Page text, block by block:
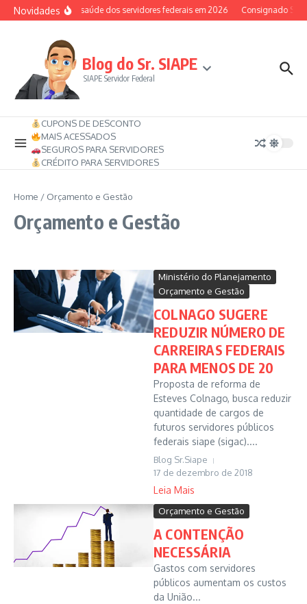
Ir para o conteúdo
NovidadesAuxílio-saúde dos servidores federais em 2026 Consignado
Blog do Sr. SIAPE
SIAPE Servidor Federal
CUPONS DE DESCONTO
MAIS ACESSADOS
SEGUROS PARA SERVIDORES
CRÉDITO PARA SERVIDORES
Home / Orçamento e Gestão
Orçamento e Gestão
Ministério do Planejamento
Orçamento e Gestão
COLNAGO SUGERE
REDUZIR NÚMERO DE
CARREIRAS FEDERAIS
PARA MENOS DE 20
Proposta de reforma de
Esteves Colnago, busca reduzir
quantidade de cargos de
futuros servidores públicos
federais siape (sigac)....
Blog Sr.Siape
17 de dezembro de 2018
Leia Mais
Orçamento e Gestão
A CONTENÇÃO
NECESSÁRIA
Gastos com servidores
públicos aumentam os custos
da União...